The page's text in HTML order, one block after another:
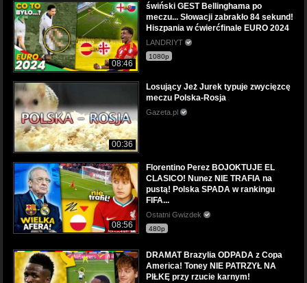
08:46
świński GEST Bellinghama po
meczu... Słowacji zabrakło 84 sekund!
Hiszpania w ćwierćfinale EURO 2024
LANDRIYT
1080p
00:36
Losujący Jeż Jurek typuje zwycięzcę
meczu Polska-Rosja
Gazeta.pl
08:56
Florentino Perez BOJOKTUJE EL
CLASICO! Nunez NIE TRAFIA na
pustą! Polska SPADA w rankingu
FIFA...
Ostatni Gwizdek
480p
DRAMAT Brazylia ODPADA z Copa
America! Toney NIE PATRZYŁ NA
PIŁKĘ przy rzucie karnym!